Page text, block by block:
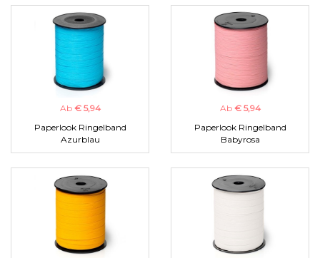
Ab € 5,94
Paperlook Ringelband
Azurblau
Ab € 5,94
Paperlook Ringelband
Babyrosa